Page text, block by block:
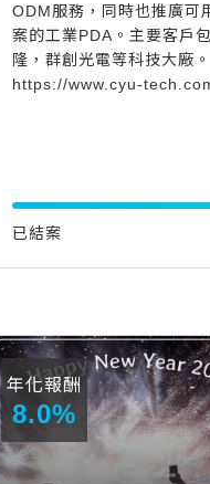
ODM服務，同時也推廣可
案的工業PDA。主要客戶
隆，群創光電等科技大廠
https://www.cyu-
已結案
年化報酬
8.0%